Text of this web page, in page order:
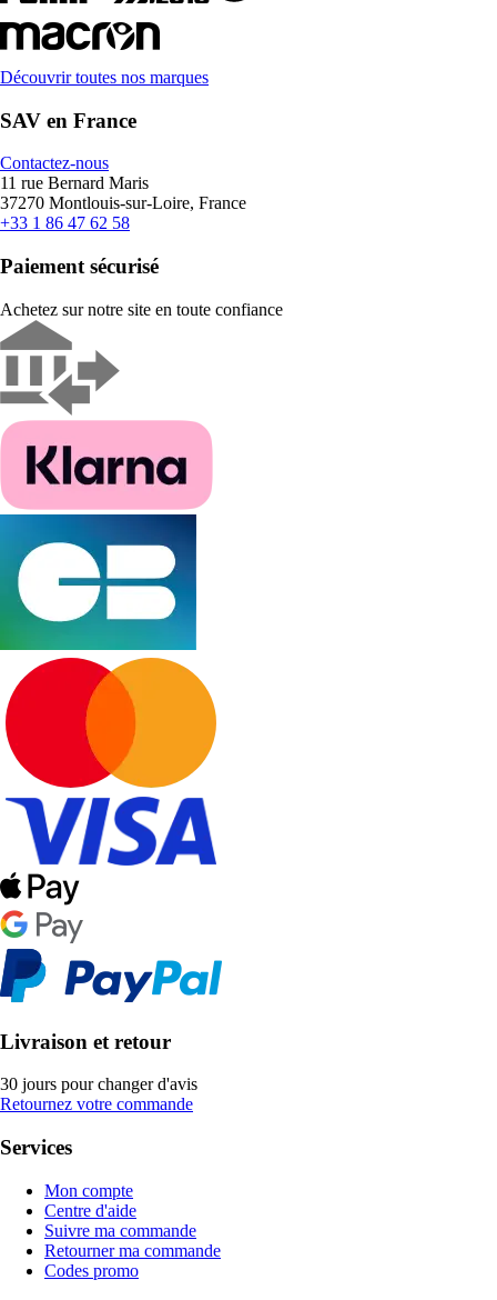
Découvrir toutes nos marques
SAV en France
Contactez-nous
11 rue Bernard Maris
37270 Montlouis-sur-Loire, France
+33 1 86 47 62 58
Paiement sécurisé
Achetez sur notre site en toute confiance
Livraison et retour
30 jours pour changer d'avis
Retournez votre commande
Services
Mon compte
Centre d'aide
Suivre ma commande
Retourner ma commande
Codes promo